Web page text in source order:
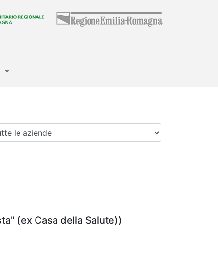
(ex Casa della Salute))